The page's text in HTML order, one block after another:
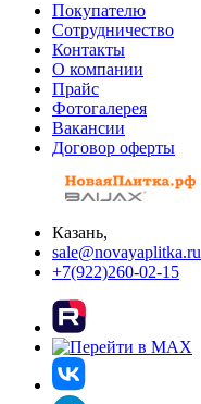
Покупателю
Сотрудничество
Контакты
О компании
Прайс
Фотогалерея
Вакансии
Договор оферты
Казань,
sale@novayaplitka.ru
+7(922)260-02-15